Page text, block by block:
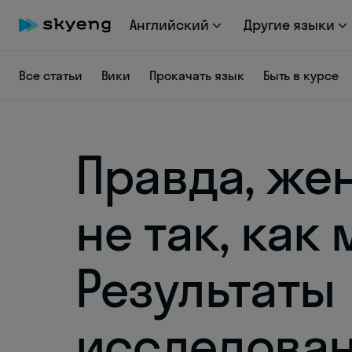
Английский Другие языки
Все статьи Вики Прокачать язык Быть в курсе
Правда,
не так,
Результаты